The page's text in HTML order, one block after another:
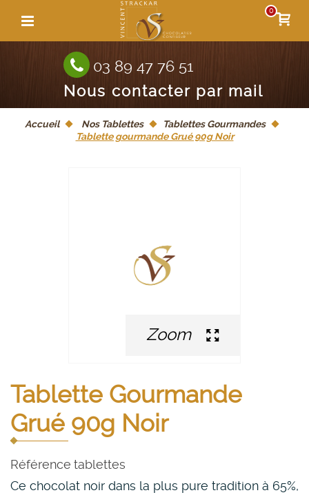
0
03 89 47 76 51
Nous contacter par mail
Accueil Nos Tablettes
Tablettes Gourmandes
Tablette gourmande Grué 90g Noir
Zoom
Tablette Gourmande
Grué 90g Noir
Référence tablettes
Ce chocolat noir dans la plus pure tradition à 65%,